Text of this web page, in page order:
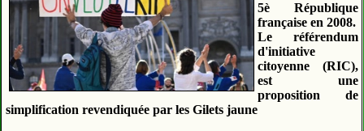
5è République
française en 2008.
Le référendum
d'initiative
citoyenne (RIC),
est une
proposition de
simplification revendiquée par les Gilets jaune